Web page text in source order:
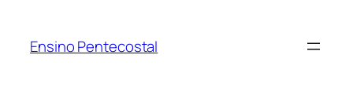
Ensino Pentecostal